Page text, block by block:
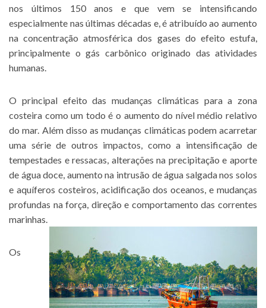
nos últimos 150 anos e que vem se intensificando
especialmente nas últimas décadas e, é atribuído ao aumento
na concentração atmosférica dos gases do efeito estufa,
principalmente o gás carbônico originado das atividades
humanas.
O principal efeito das mudanças climáticas para a zona
costeira como um todo é o aumento do nível médio relativo
do mar. Além disso as mudanças climáticas podem acarretar
uma série de outros impactos, como a intensificação de
tempestades e ressacas, alterações na precipitação e aporte
de água doce, aumento na intrusão de água salgada nos solos
e aquíferos costeiros, acidificação dos oceanos, e mudanças
profundas na força, direção e comportamento das correntes
marinhas.
Os